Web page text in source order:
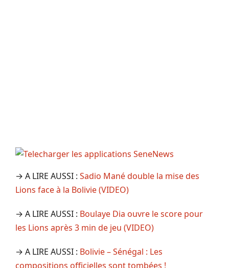
→ A LIRE AUSSI : Sadio Mané double la mise des
Lions face à la Bolivie (VIDEO)
→ A LIRE AUSSI : Boulaye Dia ouvre le score pour
les Lions après 3 min de jeu (VIDEO)
→ A LIRE AUSSI : Bolivie – Sénégal : Les
compositions officielles sont tombées !